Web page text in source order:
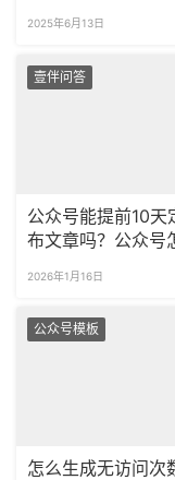
2025年6月13日
壹伴问答
公众号能提前10天
布文章吗？公众号
2026年1月16日
公众号模板
怎么生成无访问次